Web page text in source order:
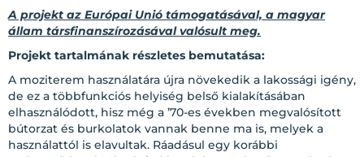
A projekt az Európai Unió támogatásával, a magyar
állam társfinanszírozásával valósult meg.
Projekt tartalmának részletes bemutatása:
A moziterem használatára újra növekedik a lakossági igény,
de ez a többfunkciós helyiség belső kialakításában
elhasználódott, hisz még a ’70-es években megvalósított
bútorzat és burkolatok vannak benne ma is, melyek a
használattól is elavultak. Ráadásul egy korábbi